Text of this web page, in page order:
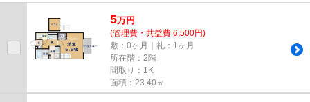
す。物件の周辺に駅が2つあり...
5万円
(管理費・共益費 6,500円)
敷：0ヶ月｜礼：1ヶ月
所在階：2階
間取り：1K
面積：23.40㎡